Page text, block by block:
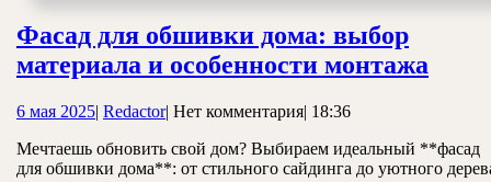
Фасад для обшивки дома: выбор
материала и особенности монтажа
6 мая 20256
2025
| RedactorRedactor
| Нет комментария| 18:36
Мечтаешь обновить свой дом? Выбираем идеальный **фасад
для обшивки дома**: от стильного сайдинга до уютного